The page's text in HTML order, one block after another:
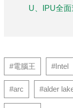
U、IPU全
#電腦王 #Intel
#arc #alder